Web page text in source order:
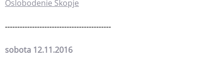
Oslobodenie Skopje
-------------------------------------------
sobota 12.11.2016